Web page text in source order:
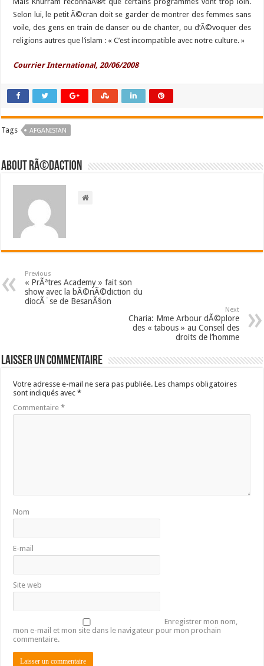
Selon lui, le petit Ã©cran doit se garder de montrer des femmes sans
voile, des gens en train de danser ou de chanter, ou d’Ã©voquer des
religions autres que l’islam : « C’est incompatible avec notre culture. »
Courrier International, 20/06/2008
Tags AFGANISTAN
About RÃ©daction
Previous
« PrÃªtres Academy » fait son
show avec la bÃ©nÃ©diction du
diocÃ¨se de BesanÃ§on
Next
Charia: Mme Arbour dÃ©plore
des « tabous » au Conseil des
droits de l’homme
Laisser un commentaire
Votre adresse e-mail ne sera pas publiée. Les champs obligatoires
sont indiqués avec*
Commentaire*
Nom
E-mail
Site web
Enregistrer mon nom,
mon e-mail et mon site dans le navigateur pour mon prochain
commentaire.